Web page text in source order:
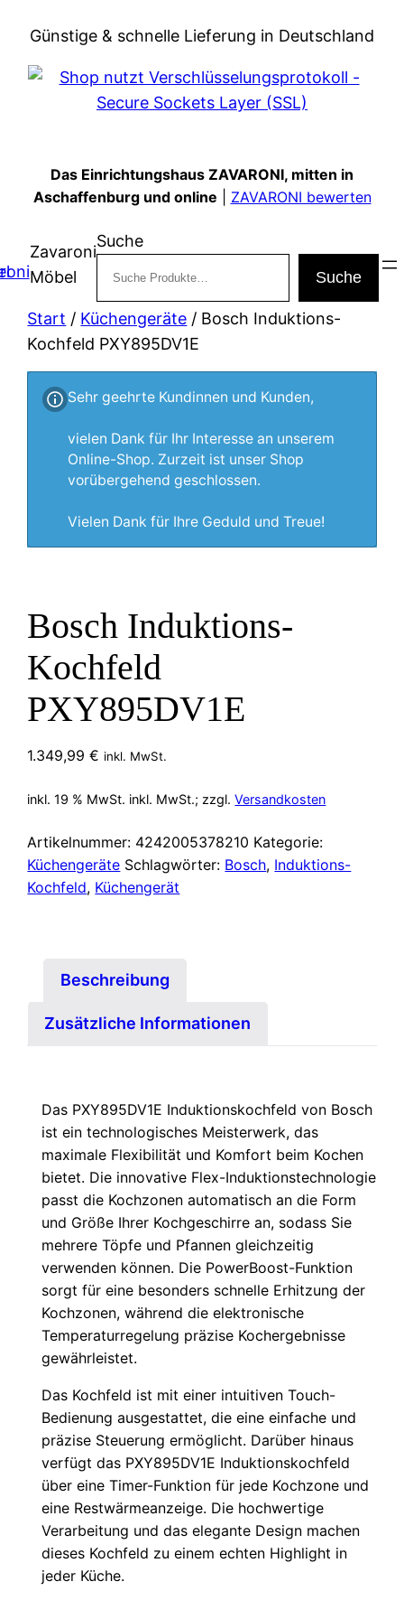
Inhalt
springen
Günstige & schnelle Lieferung in Deutschland
Das Einrichtungshaus ZAVARONI, mitten in
Aschaffenburg und online
ZAVARONI bewerten
Zavaroni
Möbel
Suche
Suche
Start / Küchengeräte / Bosch Induktions-
Kochfeld PXY895DV1E
Sehr geehrte Kundinnen und Kunden,
vielen Dank für Ihr Interesse an unserem
Online-Shop. Zurzeit ist unser Shop
vorübergehend geschlossen.
Vielen Dank für Ihre Geduld und Treue!
Bosch Induktions-
Kochfeld
PXY895DV1E
1.349,99€ inkl. MwSt.
inkl. 19 % MwSt. inkl. MwSt.; zzgl.Versandkosten
Artikelnummer: 4242005378210 Kategorie:
Küchengeräte Schlagwörter: Bosch, Induktions-
Kochfeld, Küchengerät
Beschreibung
Zusätzliche Informationen
Das PXY895DV1E Induktionskochfeld von Bosch
ist ein technologisches Meisterwerk, das
maximale Flexibilität und Komfort beim Kochen
bietet. Die innovative Flex-Induktionstechnologie
passt die Kochzonen automatisch an die Form
und Größe Ihrer Kochgeschirre an, sodass Sie
mehrere Töpfe und Pfannen gleichzeitig
verwenden können. Die PowerBoost-Funktion
sorgt für eine besonders schnelle Erhitzung der
Kochzonen, während die elektronische
Temperaturregelung präzise Kochergebnisse
gewährleistet.
Das Kochfeld ist mit einer intuitiven Touch-
Bedienung ausgestattet, die eine einfache und
präzise Steuerung ermöglicht. Darüber hinaus
verfügt das PXY895DV1E Induktionskochfeld
über eine Timer-Funktion für jede Kochzone und
eine Restwärmeanzeige. Die hochwertige
Verarbeitung und das elegante Design machen
dieses Kochfeld zu einem echten Highlight in
jeder Küche.